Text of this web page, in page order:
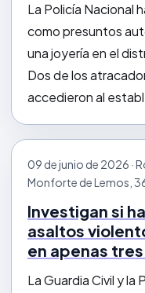
La Policía Nacional
como presuntos
una joyería en el
Dos de los
accedieron al
09 de junio de 2026 ·
Monforte de Lemos,
Investigan si
asaltos
en apenas
La Guardia Civil y la